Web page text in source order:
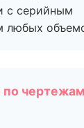
с серийным
любых
по